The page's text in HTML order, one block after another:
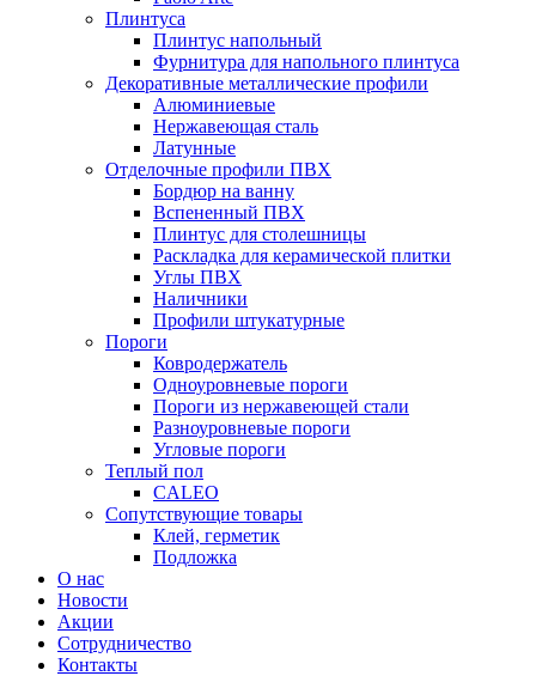
Плинтуса
Плинтус напольный
Фурнитура для напольного плинтуса
Декоративные металлические профили
Алюминиевые
Нержавеющая сталь
Латунные
Отделочные профили ПВХ
Бордюр на ванну
Вспененный ПВХ
Плинтус для столешницы
Раскладка для керамической плитки
Углы ПВХ
Наличники
Профили штукатурные
Пороги
Ковродержатель
Одноуровневые пороги
Пороги из нержавеющей стали
Разноуровневые пороги
Угловые пороги
Теплый пол
CALEO
Сопутствующие товары
Клей, герметик
Подложка
О нас
Новости
Акции
Сотрудничество
Контакты